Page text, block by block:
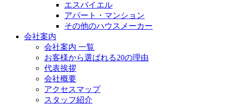
エスバイエル
アパート・マンション
その他のハウスメーカー
会社案内
会社案内 一覧
お客様から選ばれる20の理由
代表挨拶
会社概要
アクセスマップ
スタッフ紹介